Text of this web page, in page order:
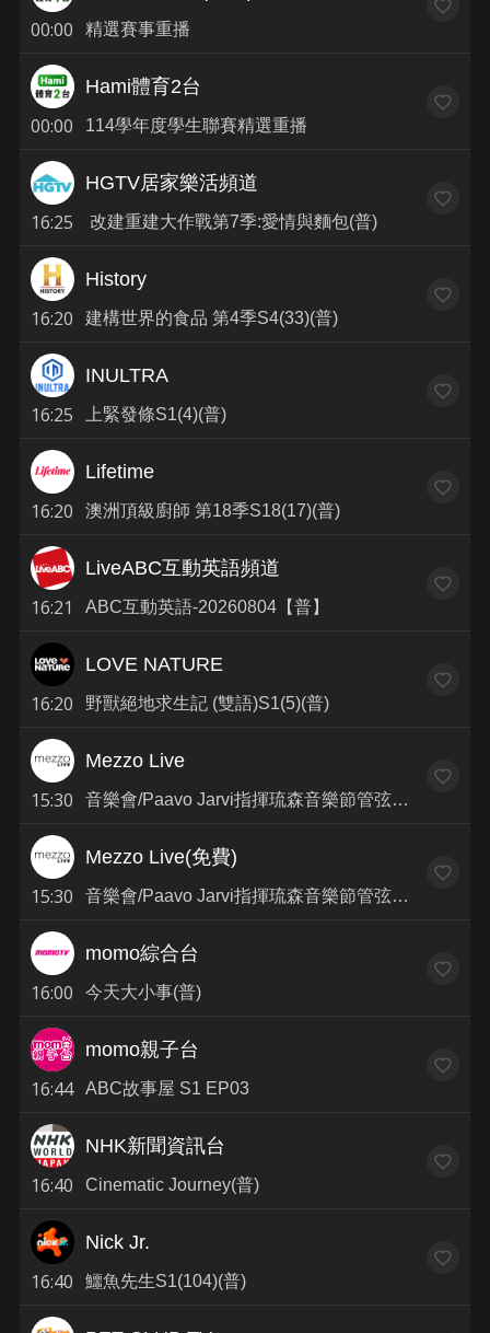
00:00 精選賽事重播
00:00
Hami體育2台
114學年度學生聯賽精選重播
16:25
HGTV居家樂活頻道
改建重建大作戰第7季:愛情與麵包(普)
16:20
History
建構世界的食品 第4季S4(33)(普)
16:25
INULTRA
上緊發條S1(4)(普)
16:20
Lifetime
澳洲頂級廚師 第18季S18(17)(普)
16:21
LiveABC互動英語頻道
ABC互動英語-20260804【普】
16:20
LOVE NATURE
野獸絕地求生記 (雙語)S1(5)(普)
15:30
Mezzo Live
音樂會/Paavo Jarvi指揮琉森音樂節管弦樂團:馬勒第3號交響曲(普)
15:30
Mezzo Live(免費)
音樂會/Paavo Jarvi指揮琉森音樂節管弦樂團:馬勒第3號交響曲(普)
16:00
momo綜合台
今天大小事(普)
16:44
momo親子台
ABC故事屋 S1 EP03
16:40
NHK新聞資訊台
Cinematic Journey(普)
16:40
Nick Jr.
鱷魚先生S1(104)(普)